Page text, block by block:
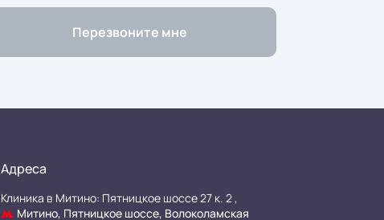
Адреса
Клиника в Митино: Пятницкое шоссе 27 к. 2 ,
Митино, Пятницкое шоссе, Волоколамская